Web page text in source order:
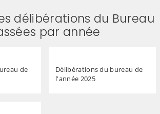
délibérations du Bureau
par année
de
Délibérations du bureau de
l'année 2025